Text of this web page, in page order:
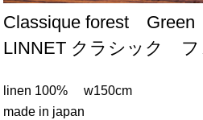
Classique forest Green
LINNET クラシック フ
linen 100% w150cm
made in japan